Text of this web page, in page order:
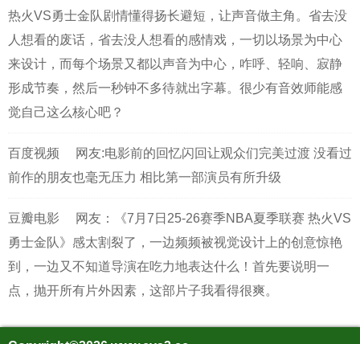
热火VS勇士金队剧情懂得扬长避短，让声音做主角。省去没
人想看的废话，省去没人想看的感情戏，一切以场景为中心
来设计，而每个场景又都以声音为中心，咋呼、轻响、寂静
形成节奏，然后一秒钟不多待就出字幕。很少有音效师能感
觉自己这么核心吧？
百度视频
网友:电影前的回忆闪回让观众们完美过渡 没看过
前作的朋友也毫无压力 相比第一部演员有所升级
豆瓣电影
网友：《7月7日25-26赛季NBA夏季联赛 热火VS
勇士金队》感太割裂了，一边频频被视觉设计上的创意惊艳
到，一边又不知道导演在吃力地表达什么！首先要说明一
点，抛开所有片外因素，这部片子我看得很爽。